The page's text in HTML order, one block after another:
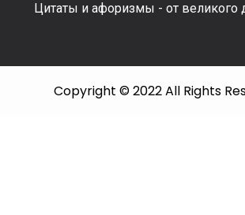
Цитаты и афоризмы - от великого
Copyright © 2022 All Rights